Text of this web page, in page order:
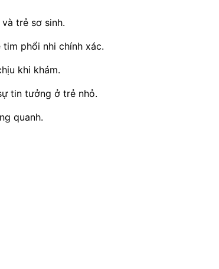
trẻ sơ sinh.
phổi nhi chính xác.
khi khám.
tin tưởng ở trẻ nhỏ.
quanh.